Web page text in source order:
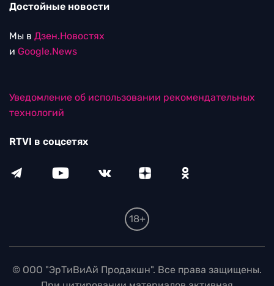
Достойные новости
Мы в Дзен.Новостях
и Google.News
Уведомление об использовании рекомендательных
технологий
RTVI в соцсетях
18+
© ООО "ЭрТиВиАй Продакшн". Все права защищены.